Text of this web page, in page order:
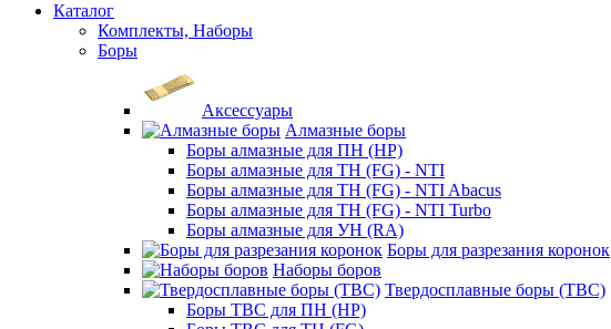
Каталог
Комплекты, Наборы
Боры
Аксессуары
Алмазные боры
Боры алмазные для ПН (HP)
Боры алмазные для ТН (FG) - NTI
Боры алмазные для ТН (FG) - NTI Abacus
Боры алмазные для ТН (FG) - NTI Turbo
Боры алмазные для УН (RA)
Боры для разрезания коронок
Наборы боров
Твердосплавные боры (ТВС)
Боры ТВС для ПН (HP)